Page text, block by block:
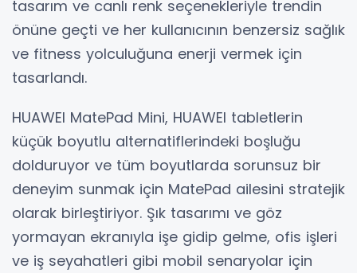
tasarım ve canlı renk seçenekleriyle trendin
önüne geçti ve her kullanıcının benzersiz sağlık
ve fitness yolculuğuna enerji vermek için
tasarlandı.
HUAWEI MatePad Mini, HUAWEI tabletlerin
küçük boyutlu alternatiflerindeki boşluğu
dolduruyor ve tüm boyutlarda sorunsuz bir
deneyim sunmak için MatePad ailesini stratejik
olarak birleştiriyor. Şık tasarımı ve göz
yormayan ekranıyla işe gidip gelme, ofis işleri
ve iş seyahatleri gibi mobil senaryolar için